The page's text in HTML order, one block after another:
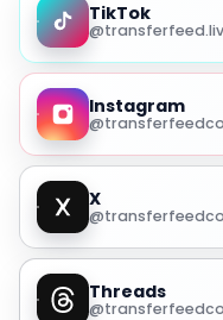
TikTok
Instagram
X
Threads